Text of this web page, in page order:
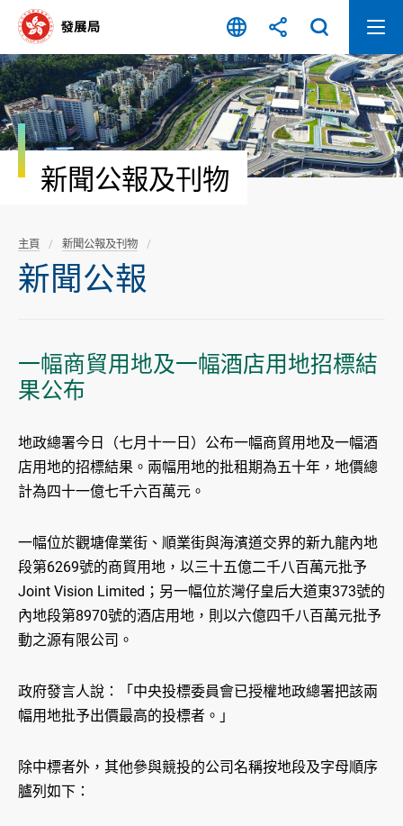
容
開
始
新聞公報及刊物
主頁 新聞公報及刊物
新聞公報
一幅商貿用地及一幅酒店用地招標結
果公布
地政總署今日（七月十一日）公布一幅商貿用地及一幅酒
店用地的招標結果。兩幅用地的批租期為五十年，地價總
計為四十一億七千六百萬元。
一幅位於觀塘偉業街、順業街與海濱道交界的新九龍內地
段第6269號的商貿用地，以三十五億二千八百萬元批予
Joint Vision Limited；另一幅位於灣仔皇后大道東373號的
內地段第8970號的酒店用地，則以六億四千八百萬元批予
動之源有限公司。
政府發言人說：「中央投標委員會已授權地政總署把該兩
幅用地批予出價最高的投標者。」
除中標者外，其他參與競投的公司名稱按地段及字母順序
臚列如下：